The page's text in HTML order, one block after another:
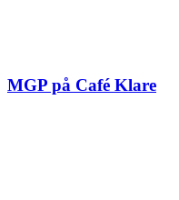
MGP på Café Klare